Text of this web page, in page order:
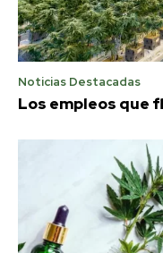
Noticias Destacadas
Los empleos que